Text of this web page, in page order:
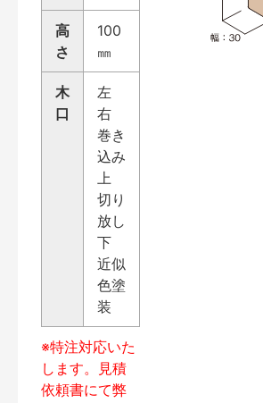
高
さ
100
㎜
木
口
左
右
巻き
込み
上
切り
放し
下
近似
色塗
装
※特注対応いた
します。見積
依頼書にて弊